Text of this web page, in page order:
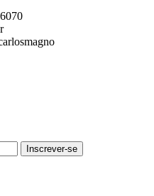
Inscrever-se